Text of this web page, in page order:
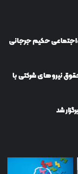
حکیم جرجانی
نیروهای شرکتی با
شد